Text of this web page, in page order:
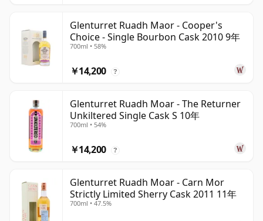
Glenturret Ruadh Maor - Cooper's
Choice - Single Bourbon Cask 2010 9年
700ml • 58%
￥14,200 ?
Glenturret Ruadh Moar - The Returner
Unkiltered Single Cask S 10年
700ml • 54%
￥14,200 ?
Glenturret Ruadh Moar - Carn Mor
Strictly Limited Sherry Cask 2011 11年
700ml • 47.5%